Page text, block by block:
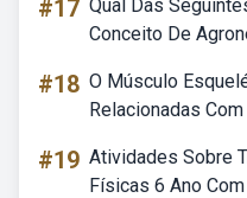
#17 Qual Das
Conceito De
#18 O Músculo
Relacionadas
#19 Atividades Sobre
Físicas 6 Ano